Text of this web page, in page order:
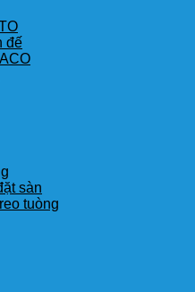
đế
sàn
tuòng